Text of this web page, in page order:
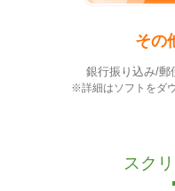
その
銀行振り込み/郵
※詳細はソフトをダ
スク